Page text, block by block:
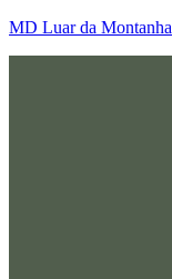
MD Luar da Montanha